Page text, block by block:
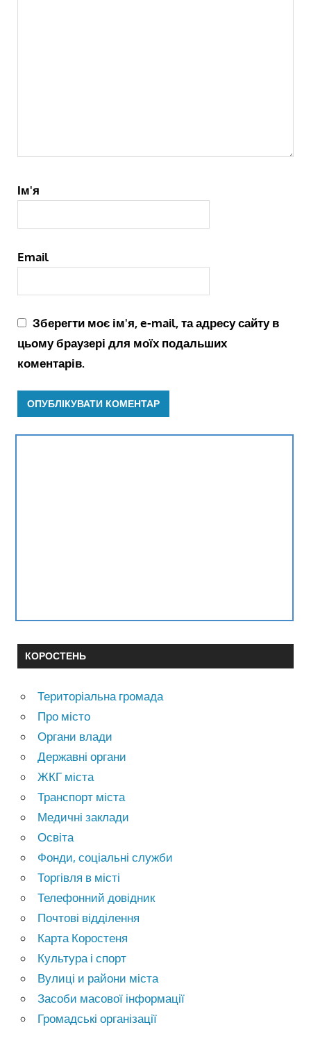
Ім'я
Email
Зберегти моє ім'я, e-mail, та адресу сайту в
цьому браузері для моїх подальших
коментарів.
КОРОСТЕНЬ
Територіальна громада
Про місто
Органи влади
Державні органи
ЖКГ міста
Транспорт міста
Медичні заклади
Освіта
Фонди, соціальні служби
Торгівля в місті
Телефонний довідник
Почтові відділення
Карта Коростеня
Культура і спорт
Вулиці и райони міста
Засоби масової інформації
Громадські організації